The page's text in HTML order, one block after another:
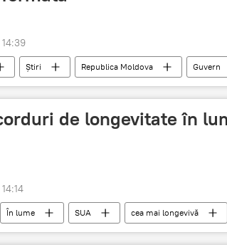
Știri Republica Moldova Guvern
administraţia publică
de longevitate în
În lume SUA cea mai longevivă